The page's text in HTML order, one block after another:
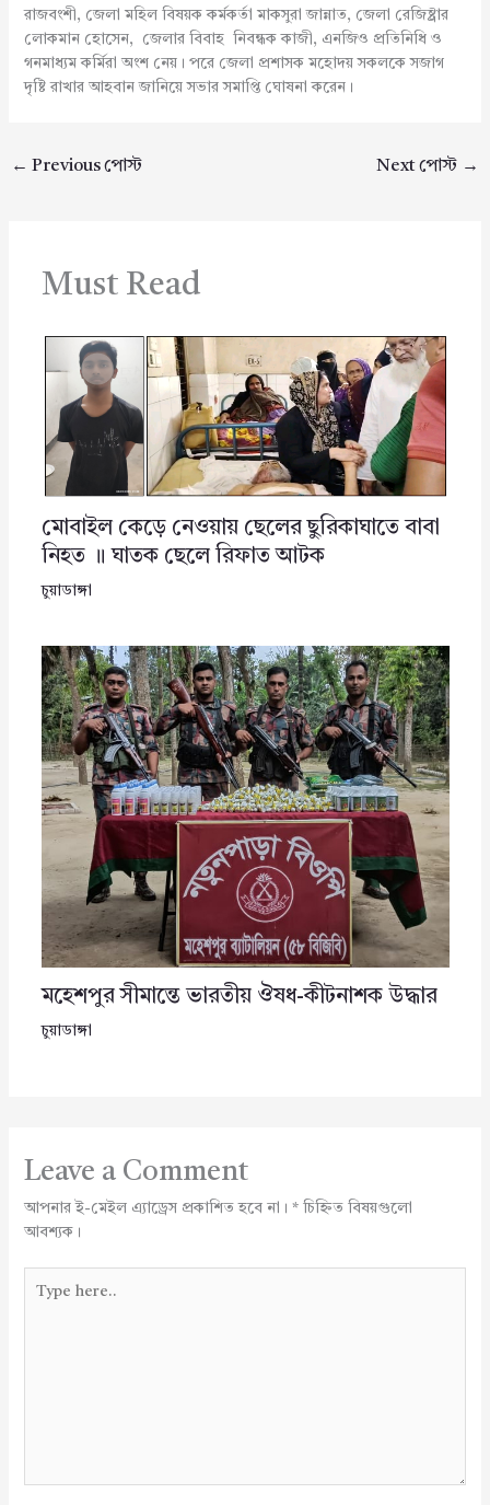
রাজবংশী, জেলা মহিল বিষয়ক কর্মকর্তা মাকসুরা জান্নাত, জেলা রেজিষ্ট্রার
লোকমান হোসেন, জেলার বিবাহ নিবন্ধক কাজী, এনজিও প্রতিনিধি ও
গনমাধ্যম কর্মিরা অংশ নেয়। পরে জেলা প্রশাসক মহোদয় সকলকে সজাগ
দৃষ্টি রাখার আহবান জানিয়ে সভার সমাপ্তি ঘোষনা করেন।
← Previous পোস্ট Next পোস্ট →
Must Read
মোবাইল কেড়ে নেওয়ায় ছেলের ছুরিকাঘাতে বাবা
নিহত ॥ ঘাতক ছেলে রিফাত আটক
চুয়াডাঙ্গা
মহেশপুর সীমান্তে ভারতীয় ঔষধ-কীটনাশক উদ্ধার
চুয়াডাঙ্গা
Leave a Comment
আপনার ই-মেইল এ্যাড্রেস প্রকাশিত হবে না। *চিহ্নিত বিষয়গুলো
আবশ্যক।
here..